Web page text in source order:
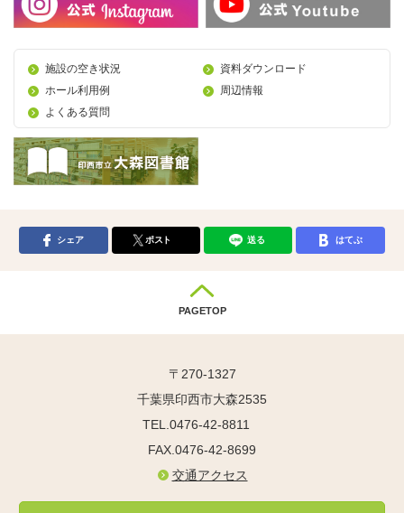
施設の空き状況
資料ダウンロード
ホール利用例
周辺情報
よくある質問
シェア ポスト 送る はてぶ
PAGETOP
〒270-1327
千葉県印西市大森2535
TEL.0476-42-8811
FAX.0476-42-8699
交通アクセス